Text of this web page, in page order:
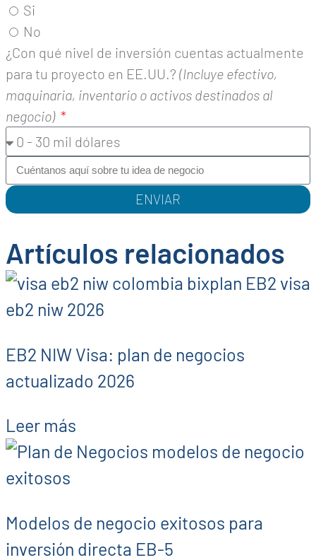
Si
No
¿Con qué nivel de inversión cuentas actualmente
para tu proyecto en EE.UU.? (Incluye efectivo,
maquinaria, inventario o activos destinados al
negocio)
ENVIAR
Artículos relacionados
EB2 NIW Visa: plan de negocios
actualizado 2026
Leer más
Modelos de negocio exitosos para
inversión directa EB-5